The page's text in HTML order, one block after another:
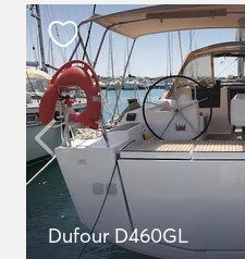
Dufour D460GL